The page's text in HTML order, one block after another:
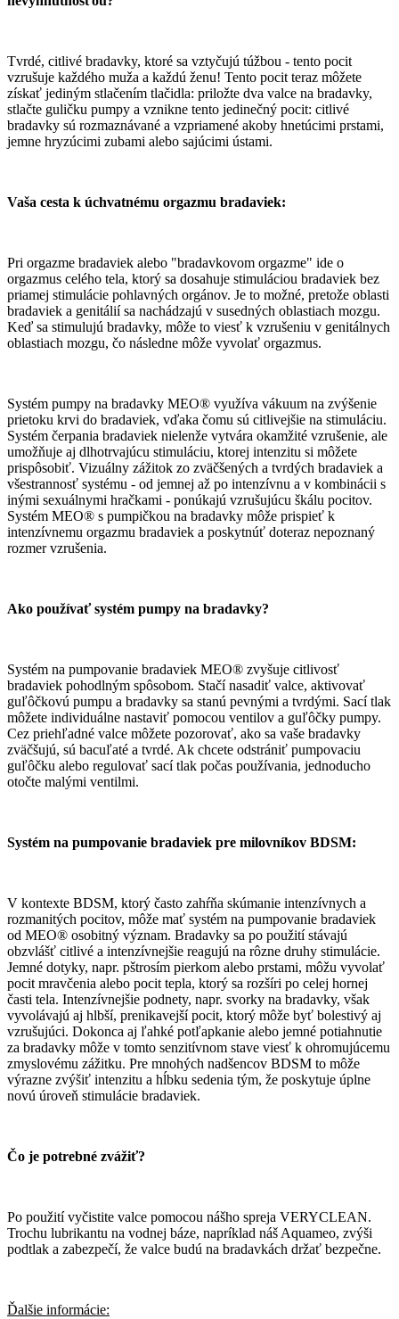
Tvrdé, citlivé bradavky, ktoré sa vztyčujú túžbou - tento pocit
vzrušuje každého muža a každú ženu! Tento pocit teraz môžete
získať jediným stlačením tlačidla: priložte dva valce na bradavky,
stlačte guličku pumpy a vznikne tento jedinečný pocit: citlivé
bradavky sú rozmaznávané a vzpriamené akoby hnetúcimi prstami,
jemne hryzúcimi zubami alebo sajúcimi ústami.
Vaša cesta k úchvatnému orgazmu bradaviek:
Pri orgazme bradaviek alebo "bradavkovom orgazme" ide o
orgazmus celého tela, ktorý sa dosahuje stimuláciou bradaviek bez
priamej stimulácie pohlavných orgánov. Je to možné, pretože oblasti
bradaviek a genitálií sa nachádzajú v susedných oblastiach mozgu.
Keď sa stimulujú bradavky, môže to viesť k vzrušeniu v genitálnych
oblastiach mozgu, čo následne môže vyvolať orgazmus.
Systém pumpy na bradavky MEO® využíva vákuum na zvýšenie
prietoku krvi do bradaviek, vďaka čomu sú citlivejšie na stimuláciu.
Systém čerpania bradaviek nielenže vytvára okamžité vzrušenie, ale
umožňuje aj dlhotrvajúcu stimuláciu, ktorej intenzitu si môžete
prispôsobiť. Vizuálny zážitok zo zväčšených a tvrdých bradaviek a
všestrannosť systému - od jemnej až po intenzívnu a v kombinácii s
inými sexuálnymi hračkami - ponúkajú vzrušujúcu škálu pocitov.
Systém MEO® s pumpičkou na bradavky môže prispieť k
intenzívnemu orgazmu bradaviek a poskytnúť doteraz nepoznaný
rozmer vzrušenia.
Ako používať systém pumpy na bradavky?
Systém na pumpovanie bradaviek MEO® zvyšuje citlivosť
bradaviek pohodlným spôsobom. Stačí nasadiť valce, aktivovať
guľôčkovú pumpu a bradavky sa stanú pevnými a tvrdými. Sací tlak
môžete individuálne nastaviť pomocou ventilov a guľôčky pumpy.
Cez priehľadné valce môžete pozorovať, ako sa vaše bradavky
zväčšujú, sú bacuľaté a tvrdé. Ak chcete odstrániť pumpovaciu
guľôčku alebo regulovať sací tlak počas používania, jednoducho
otočte malými ventilmi.
Systém na pumpovanie bradaviek pre milovníkov BDSM:
V kontexte BDSM, ktorý často zahŕňa skúmanie intenzívnych a
rozmanitých pocitov, môže mať systém na pumpovanie bradaviek
od MEO® osobitný význam. Bradavky sa po použití stávajú
obzvlášť citlivé a intenzívnejšie reagujú na rôzne druhy stimulácie.
Jemné dotyky, napr. pštrosím pierkom alebo prstami, môžu vyvolať
pocit mravčenia alebo pocit tepla, ktorý sa rozšíri po celej hornej
časti tela. Intenzívnejšie podnety, napr. svorky na bradavky, však
vyvolávajú aj hlbší, prenikavejší pocit, ktorý môže byť bolestivý aj
vzrušujúci. Dokonca aj ľahké potľapkanie alebo jemné potiahnutie
za bradavky môže v tomto senzitívnom stave viesť k ohromujúcemu
zmyslovému zážitku. Pre mnohých nadšencov BDSM to môže
výrazne zvýšiť intenzitu a hĺbku sedenia tým, že poskytuje úplne
novú úroveň stimulácie bradaviek.
Čo je potrebné zvážiť?
Po použití vyčistite valce pomocou nášho spreja VERYCLEAN.
Trochu lubrikantu na vodnej báze, napríklad náš Aquameo, zvýši
podtlak a zabezpečí, že valce budú na bradavkách držať bezpečne.
Ďalšie informácie: